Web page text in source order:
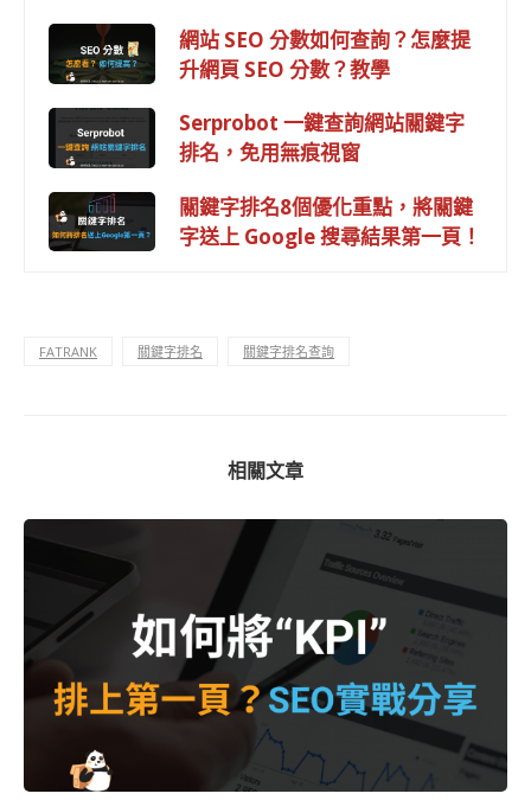
網站 SEO 分數如何查詢？怎麼提
升網頁 SEO 分數？教學
Serprobot 一鍵查詢網站關鍵字
排名，免用無痕視窗
關鍵字排名8個優化重點，將關鍵
字送上 Google 搜尋結果第一頁！
FATRANK 關鍵字排名 關鍵字排名查詢
相關文章